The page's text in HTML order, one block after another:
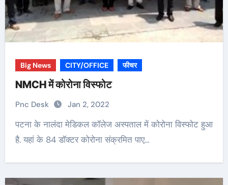
Big News CITY/OFFICE फीचर
NMCH में कोरोना विस्फोट
Pnc Desk Jan 2, 2022
पटना के नालंदा मेडिकल कॉलेज अस्पताल में कोरोना विस्फोट हुआ
है. यहां के 84 डॉक्टर कोरोना संक्रमित पाए…